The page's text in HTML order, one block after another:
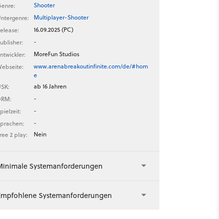
Shooter
Multiplayer-Shooter
16.09.2025 (PC)
-
MoreFun Studios
www.arenabreakoutinfinite.com/de/#hom
e
ab 16 Jahren
-
-
-
2 play:
Nein
Systemanforderungen
Systemanforderungen